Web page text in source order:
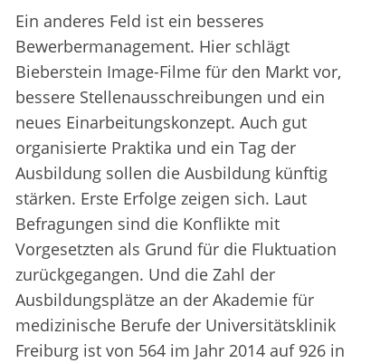
Ein anderes Feld ist ein besseres
Bewerbermanagement. Hier schlägt
Bieberstein Image-Filme für den Markt vor,
bessere Stellenausschreibungen und ein
neues Einarbeitungskonzept. Auch gut
organisierte Praktika und ein Tag der
Ausbildung sollen die Ausbildung künftig
stärken. Erste Erfolge zeigen sich. Laut
Befragungen sind die Konflikte mit
Vorgesetzten als Grund für die Fluktuation
zurückgegangen. Und die Zahl der
Ausbildungsplätze an der Akademie für
medizinische Berufe der Universitätsklinik
Freiburg ist von 564 im Jahr 2014 auf 926 in